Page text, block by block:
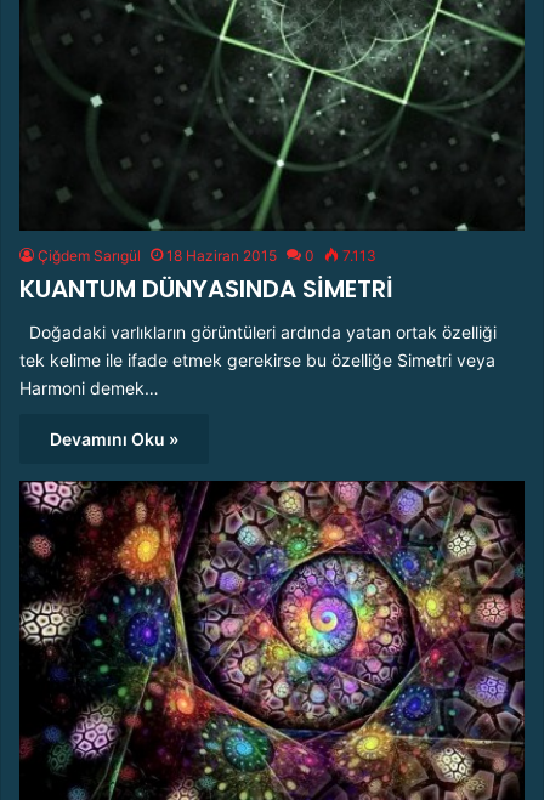
Çiğdem Sarıgül 18 Haziran 2015 0 7.113
KUANTUM DÜNYASINDA SİMETRİ
Doğadaki varlıkların görüntüleri ardında yatan ortak özelliği
tek kelime ile ifade etmek gerekirse bu özelliğe Simetri veya
Harmoni demek…
Devamını Oku »